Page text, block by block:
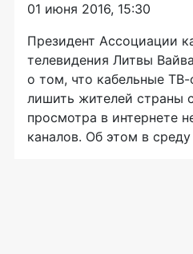
01 июня 2016, 15:30
Президент Ассоциации
телевидения Литвы
о том, что кабельные ТВ-
лишить жителей страны
просмотра в интернете
каналов. Об этом в